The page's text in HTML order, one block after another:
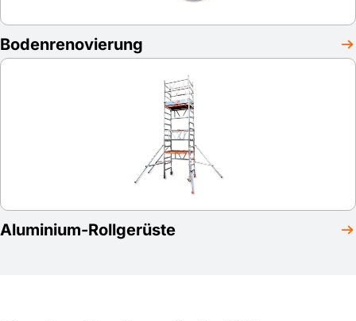
Bodenrenovierung
Aluminium-Rollgerüste